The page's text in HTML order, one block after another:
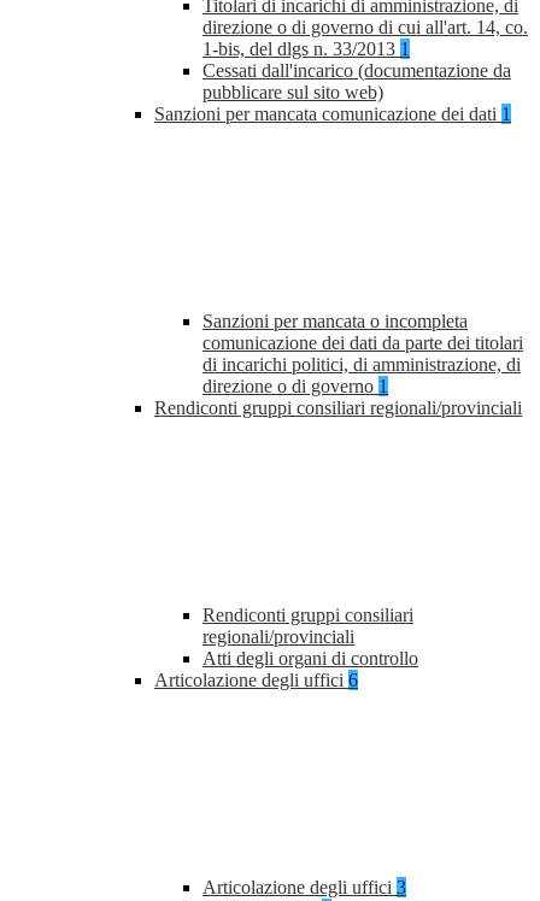
Titolari di incarichi di amministrazione, di
direzione o di governo di cui all'art. 14, co.
1-bis, del dlgs n. 33/2013 1
Cessati dall'incarico (documentazione da
pubblicare sul sito web)
Sanzioni per mancata comunicazione dei dati 1
Sanzioni per mancata o incompleta
comunicazione dei dati da parte dei titolari
di incarichi politici, di amministrazione, di
direzione o di governo 1
Rendiconti gruppi consiliari regionali/provinciali
Rendiconti gruppi consiliari
regionali/provinciali
Atti degli organi di controllo
Articolazione degli uffici 6
Articolazione degli uffici 3